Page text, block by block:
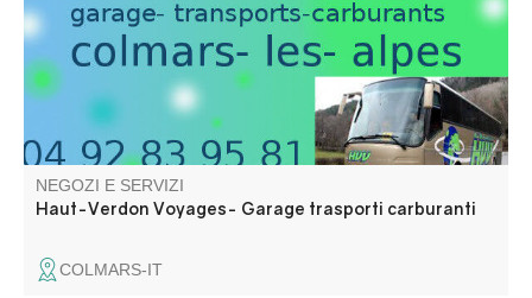
regolari e stagionali, navette interregionali, trasporti di
gruppo.
NEGOZI E SERVIZI
Haut-Verdon Voyages- Garage trasporti carburanti
COLMARS-IT